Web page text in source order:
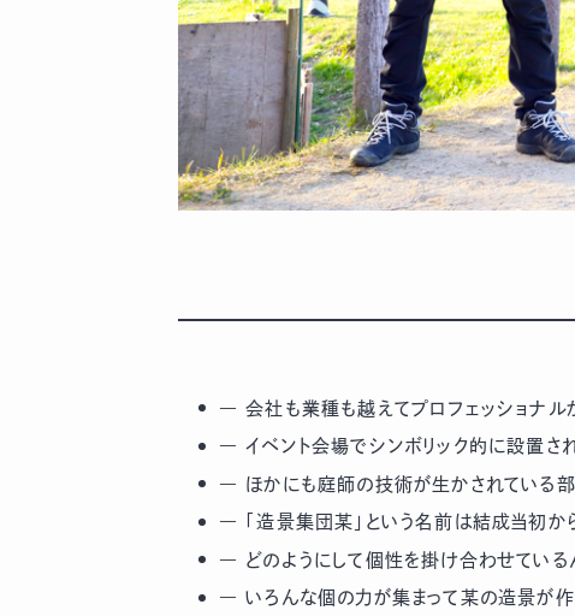
― 会社も業種も越えてプロフェッショナル
― イベント会場でシンボリック的に設置され
― ほかにも庭師の技術が生かされている部
― 「造景集団某」という名前は結成当初か
― どのようにして個性を掛け合わせている
― いろんな個の力が集まって某の造景が作